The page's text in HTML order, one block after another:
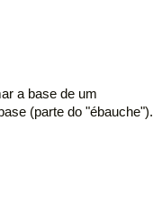
a base de um
(parte do "ébauche").